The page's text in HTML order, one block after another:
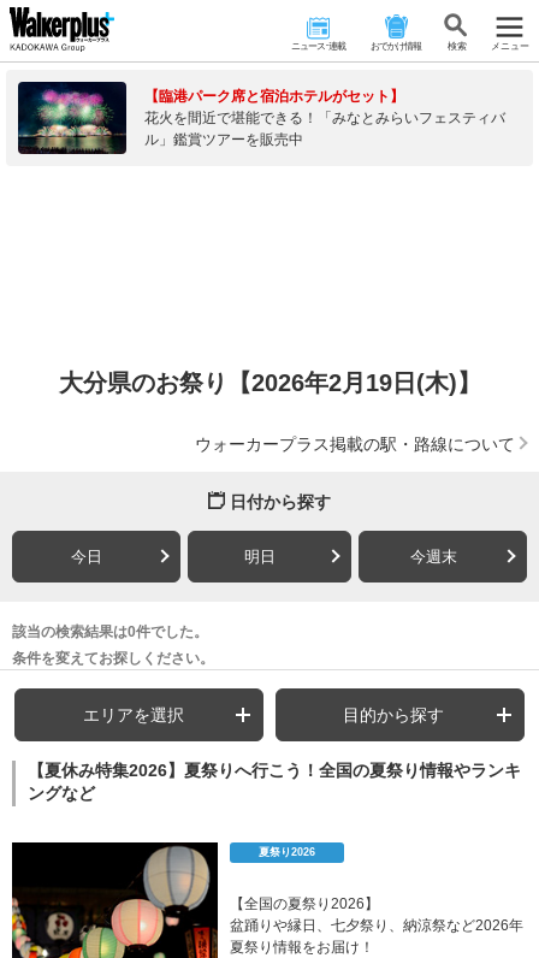
ニュース･連載 おでかけ情報 検 索 メニュー
【臨港パーク席と宿泊ホテルがセット】
花火を間近で堪能できる！「みなとみらいフェスティバ
ル」鑑賞ツアーを販売中
大分県のお祭り【2026年2月19日(木)】
ウォーカープラス掲載の駅・路線について
日付から探す
今日 明日 今週末
該当の検索結果は0件でした。
条件を変えてお探しください。
エリアを選択 目的から探す
【夏休み特集2026】夏祭りへ行こう！全国の夏祭り情報やランキ
ングなど
夏祭り2026
【全国の夏祭り2026】
盆踊りや縁日、七夕祭り、納涼祭など2026年
夏祭り情報をお届け！